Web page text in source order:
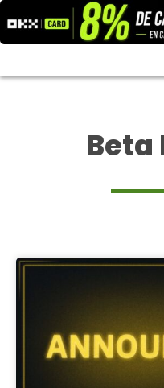
al
contenido
Beta